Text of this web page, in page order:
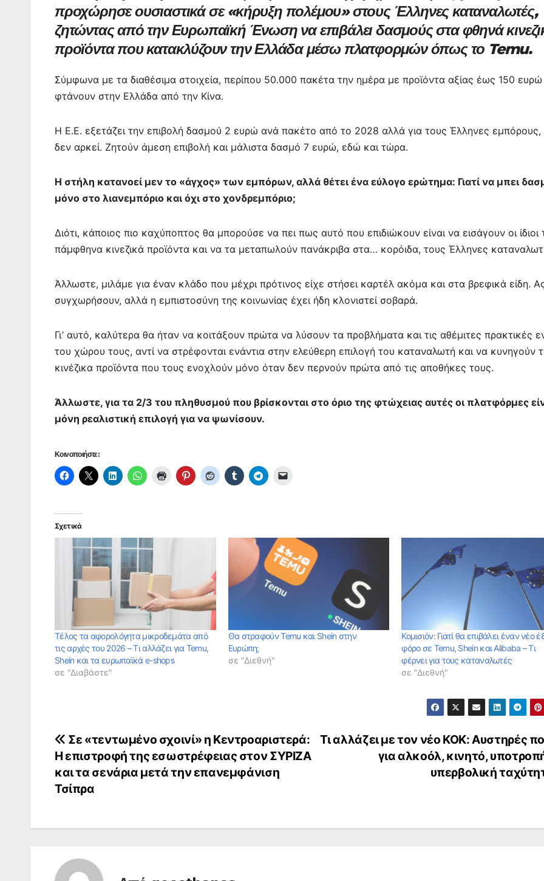
e
b
o
o
k
er s
A
p
p
l
e
st
s
e
n
g
er
gr
a
m
α
σ
τε
ίτ
προχώρησε ουσιαστικά σε «κήρυξη πολέμου» στους Έλληνες καταναλωτές,
ζητώντας από την Ευρωπαϊκή Ένωση να επιβάλει δασμούς στα φθηνά
προϊόντα που κατακλύζουν την Ελλάδα μέσω πλατφορμών όπως το Temu.
Σύμφωνα με τα διαθέσιμα στοιχεία, περίπου 50.000 πακέτα την ημέρα με προϊόντα αξίας έως 150 ευρώ
φτάνουν στην Ελλάδα από την Κίνα.
Η Ε.Ε. εξετάζει την επιβολή δασμού 2 ευρώ ανά πακέτο από το 2028 αλλά για τους Έλληνες εμπόρους,
δεν αρκεί. Ζητούν άμεση επιβολή και μάλιστα δασμό 7 ευρώ, εδώ και τώρα.
Η στήλη κατανοεί μεν το «άγχος» των εμπόρων, αλλά θέτει ένα εύλογο ερώτημα: Γιατί να μπει
μόνο στο λιανεμπόριο και όχι στο χονδρεμπόριο;
Διότι, κάποιος πιο καχύποπτος θα μπορούσε να πει πως αυτό που επιδιώκουν είναι να εισάγουν οι ίδιοι
πάμφθηνα κινεζικά προϊόντα και να τα μεταπωλούν πανάκριβα στα… κορόιδα, τους Έλληνες
Άλλωστε, μιλάμε για έναν κλάδο που μέχρι πρότινος είχε στήσει καρτέλ ακόμα και στα βρεφικά είδη.
συγχωρήσουν, αλλά η εμπιστοσύνη της κοινωνίας έχει ήδη κλονιστεί σοβαρά.
Γι’ αυτό, καλύτερα θα ήταν να κοιτάξουν πρώτα να λύσουν τα προβλήματα και τις αθέμιτες πρακτικές
του χώρου τους, αντί να στρέφονται ενάντια στην ελεύθερη επιλογή του καταναλωτή και να κυνηγούν
κινέζικα προϊόντα που τους ενοχλούν μόνο όταν δεν περνούν πρώτα από τις αποθήκες τους.
Άλλωστε, για τα 2/3 του πληθυσμού που βρίσκονται στο όριο της φτώχειας αυτές οι πλατφόρμες
μόνη ρεαλιστική επιλογή για να ψωνίσουν.
Κοινοποιήστε:
Σχετικά
Τέλος τα αφορολόγητα μικροδεμάτα από
τις αρχές του 2026 – Τι αλλάζει για Temu,
Shein και τα ευρωπαϊκά e-shops
σε "Διαβάστε"
Θα στραφούν Temu και Shein στην
Ευρώπη;
σε "Διεθνή"
Κομισιόν: Γιατί θα επιβάλει έναν νέο
φόρο σε Temu, Shein και Alibaba – Τι
φέρνει για τους καταναλωτές
σε "Διεθνή"
Πλοήγηση
άρθρων
Τι αλλάζει με τον νέο ΚΟΚ: Αυστηρές
για αλκοόλ, κινητό,
υπερβολική
Σε «τεντωμένο σχοινί» η Κεντροαριστερά:
Η επιστροφή της εσωστρέφειας στον ΣΥΡΙΖΑ
και τα σενάρια μετά την επανεμφάνιση
Τσίπρα